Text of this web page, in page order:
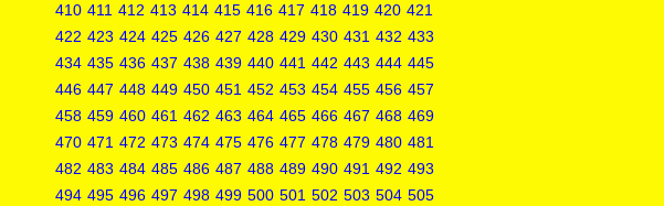
410 411 412 413 414 415 416 417 418 419 420 421
422 423 424 425 426 427 428 429 430 431 432 433
434 435 436 437 438 439 440 441 442 443 444 445
446 447 448 449 450 451 452 453 454 455 456 457
458 459 460 461 462 463 464 465 466 467 468 469
470 471 472 473 474 475 476 477 478 479 480 481
482 483 484 485 486 487 488 489 490 491 492 493
494 495 496 497 498 499 500 501 502 503 504 505